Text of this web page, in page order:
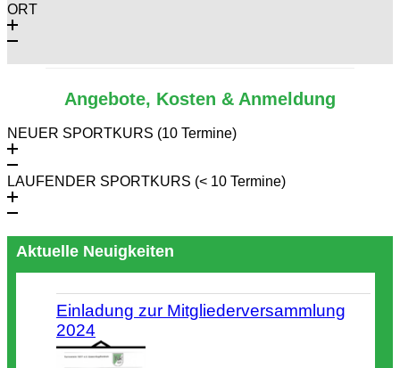
ORT
Angebote, Kosten & Anmeldung
NEUER SPORTKURS (10 Termine)
LAUFENDER SPORTKURS (< 10 Termine)
Aktuelle Neuigkeiten
Einladung zur Mitgliederversammlung
2024